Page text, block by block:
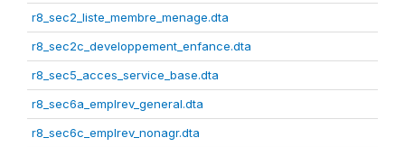
r8_sec2_liste_membre_menage.dta
r8_sec2c_developpement_enfance.dta
r8_sec5_acces_service_base.dta
r8_sec6a_emplrev_general.dta
r8_sec6c_emplrev_nonagr.dta